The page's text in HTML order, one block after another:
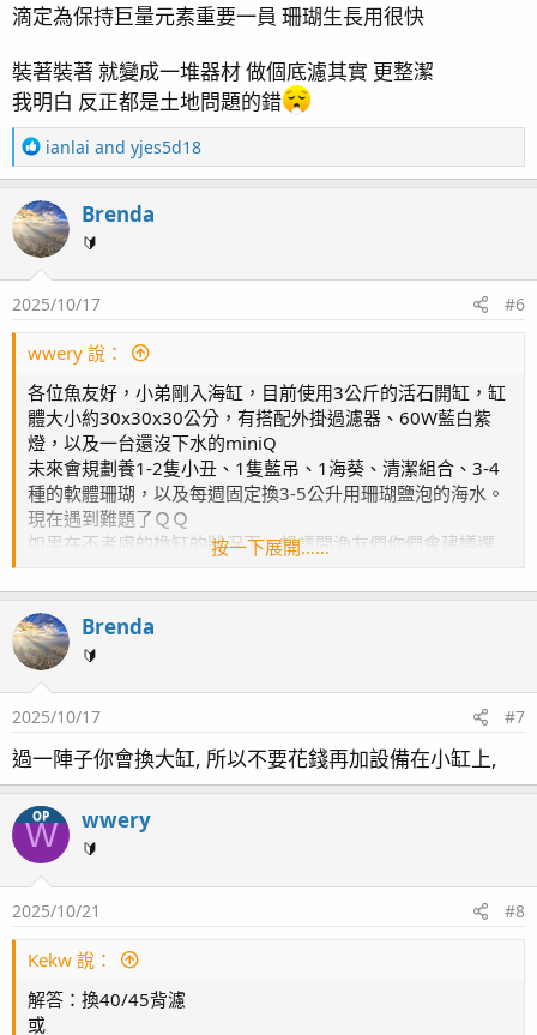
滴定為保持巨量元素重要一員 珊瑚生長用很快
裝著裝著 就變成一堆器材 做個底濾其實 更整潔
我明白 反正都是土地問題的錯
R
e
c
t
i
o
n
：
ianlai and yjes5d18
Brenda
🔰
2025/10/17 #6
wwery 說：
各位魚友好，小弟剛入海缸，目前使用3公斤的活石開缸，缸
體大小約30x30x30公分，有搭配外掛過濾器、60W藍白紫
燈，以及一台還沒下水的miniQ
未來會規劃養1-2隻小丑、1隻藍吊、1海葵、清潔組合、3-4
種的軟體珊瑚，以及每週固定換3-5公升用珊瑚鹽泡的海水。
現在遇到難題了ＱＱ
如果在不考慮的換缸的狀況下，想請問漁友們你們會建議選
1.內置蛋白直接放外掛過濾旁邊使用
＊優點：現有設備，不用再多花錢
＊缺點：不好看（後續還會遇到什麼問題嗎？）
2.換成30x10x30的內置壓克力背濾盒
＊優點：過濾效果升級（濾盒裝蛋糕或小活石濾材）
＊缺點：空間被擠壓10公分（後續還會遇到什麼問題嗎？）
3.換成30x10x高36公分的外置壓克力背濾盒
＊優點：不佔內部空間，水體變多約8-9公升（濾盒裝蛋糕或
小活石濾材）
按一下展開……
Brenda
🔰
2025/10/17 #7
過一陣子你會換大缸, 所以不要花錢再加設備在小缸上,
OP
W wwery
🔰
2025/10/21 #8
Kekw 說：
解答：換40/45背濾
或